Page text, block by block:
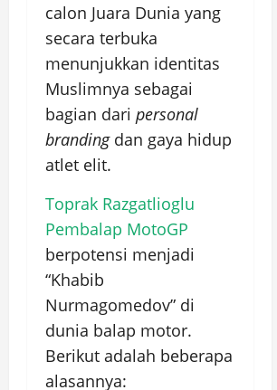
calon Juara Dunia yang
secara terbuka
menunjukkan identitas
Muslimnya sebagai
bagian dari personal
brandingdan gaya hidup
atlet elit.
Toprak Razgatlioglu
Pembalap MotoGP
berpotensi menjadi
“Khabib
Nurmagomedov” di
dunia balap motor.
Berikut adalah beberapa
alasannya: